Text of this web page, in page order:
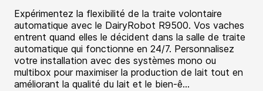
Expérimentez la flexibilité de la traite volontaire
automatique avec le DairyRobot R9500. Vos vaches
entrent quand elles le décident dans la salle de traite
automatique qui fonctionne en 24/7. Personnalisez
votre installation avec des systèmes mono ou
multibox pour maximiser la production de lait tout en
améliorant la qualité du lait et le bien-ê...